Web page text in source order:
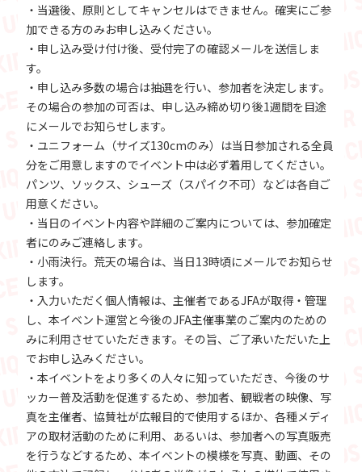
・当選後、原則としてキャンセルはできません。確実にご参
加できる方のみお申し込みください。
・申し込み受け付け後、受付完了の確認メールを送信しま
す。
・申し込み多数の場合は抽選を行い、参加者を決定します。
その場合の参加の可否は、申し込み締め切り後1週間を目途
にメールでお知らせします。
・ユニフォーム（サイズ130cmのみ）は当日参加される全員
分をご用意しますのでイベント中は必ず着用してください。
パンツ、ソックス、シューズ（スパイク不可）などは各自ご
用意ください。
・当日のイベント内容や詳細のご案内については、参加確定
者にのみご連絡します。
・小雨決行。荒天の場合は、当日13時頃にメールでお知らせ
します。
・入力いただく個人情報は、主催者であるJFAが取得・管理
し、本イベント運営と今後のJFA主催事業のご案内のための
みに利用させていただきます。その旨、ご了承いただいた上
でお申し込みください。
・本イベントをより多くの人々に知っていただき、今後のサ
ッカー普及活動を促進するため、参加者、観戦者の映像、写
真を主催者、協賛社が広報目的で使用するほか、各種メディ
アの取材活動のために利用、あるいは、参加者への写真販売
を行うなどするため、本イベントの模様を写真、動画、その